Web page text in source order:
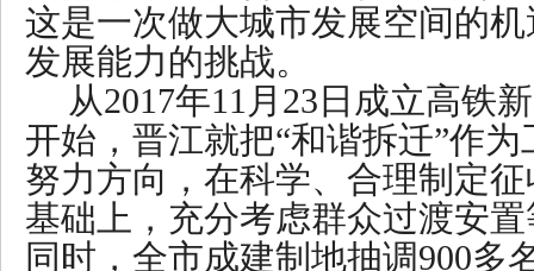
这是一次做大城市发展空间的
发展能力的挑战。
从2017年11月23日成立高铁
开始，晋江就把“和谐拆迁”作
努力方向，在科学、合理制定
基础上，充分考虑群众过渡安
同时，全市成建制地抽调900多